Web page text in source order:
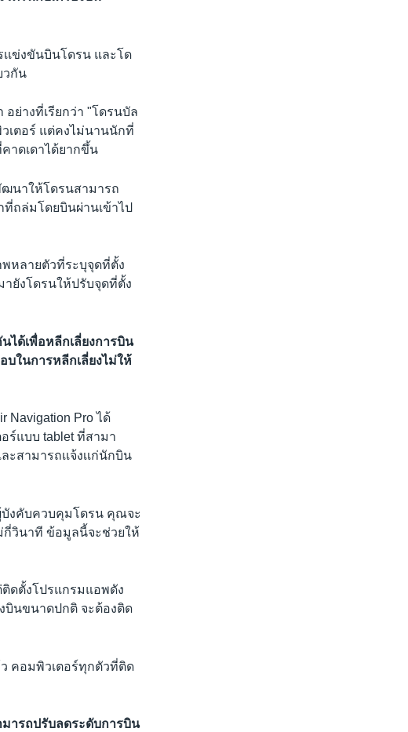
เข่งขันบินโดรน และโด
วกัน
ย่างที่เรียกว่า "โดรนบัล
เตอร์ แต่คงไม่นานนักที่
าดเดาได้ยากขึ้น
ฒนาให้โดรนสามารถ
ถล่มโดยบินผ่านเข้าไป
หลายตัวที่ระบุจุดที่ตั้ง
ยังโดรนให้ปรับจุดที่ตั้ง
ได้เพื่อหลีกเลี่ยงการบิน
ในการหลีกเลี่ยงไม่ให้
Navigation Pro ได้
ร์แบบ tablet ที่สามา
สามารถเเจ้งเเก่นักบิน
บังคับควบคุมโดรน คุณจะ
กี่วินาที ข้อมูลนี้จะช่วยให้
ติดตั้งโปรแกรมแอพดัง
งบินขนาดปกติ จะต้องติด
คอมพิวเตอร์ทุกตัวที่ติด
ารถปรับลดระดับการบิน